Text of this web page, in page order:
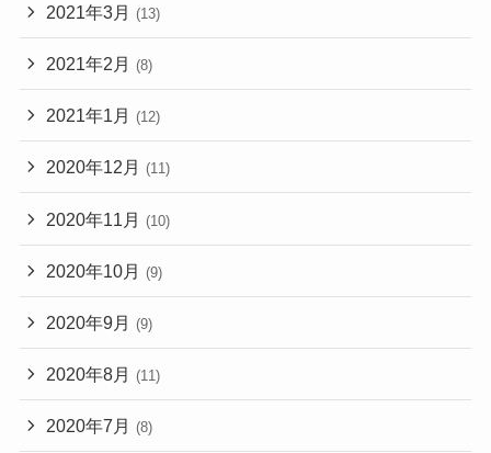
2021年3月 (13)
2021年2月 (8)
2021年1月 (12)
2020年12月 (11)
2020年11月 (10)
2020年10月 (9)
2020年9月 (9)
2020年8月 (11)
2020年7月 (8)